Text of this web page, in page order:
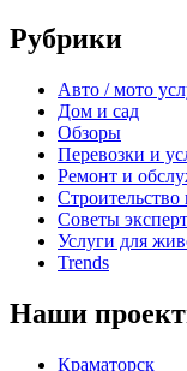
Рубрики
Авто / мото
Дом и сад
Обзоры
Перевозки и
Ремонт и
Строительство
Советы
Услуги для
Trends
Наши
Краматорск